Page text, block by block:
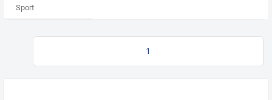
Sport
1